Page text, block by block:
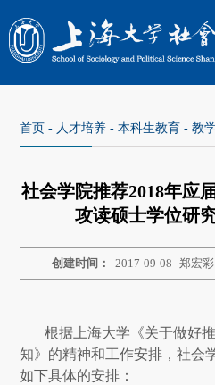
首页 - 人才培养 -本科生教育 -教
社会学院推荐2018年应
攻读硕士学位研
创建时间：2017-09-08 郑宏彩
根据上海大学《关于做好
知》的精神和工作安排，社会
如下具体的安排：